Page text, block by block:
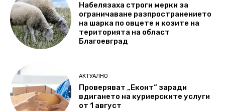
Набелязаха строги мерки за
ограничаване разпространението
на шарка по овцете и козите на
територията на област
Благоевград
АКТУАЛНО
Проверяват „Еконт“ заради
вдигането на куриерските услуги
от 1 август